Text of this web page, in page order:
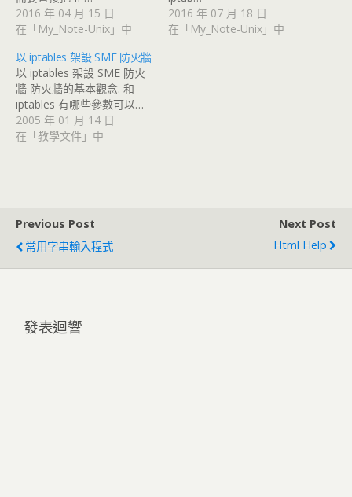
2016 年 04 月 15 日
在「My_Note-Unix」中
2016 年 07 月 18 日
在「My_Note-Unix」中
以 iptables 架設 SME 防火牆
以 iptables 架設 SME 防火
牆 防火牆的基本觀念. 和
iptables 有哪些參數可以…
2005 年 01 月 14 日
在「教學文件」中
Previous Post
常用字串輸入程式
Next Post
Html Help
發表迴響